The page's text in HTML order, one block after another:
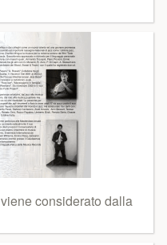
considerato dalla